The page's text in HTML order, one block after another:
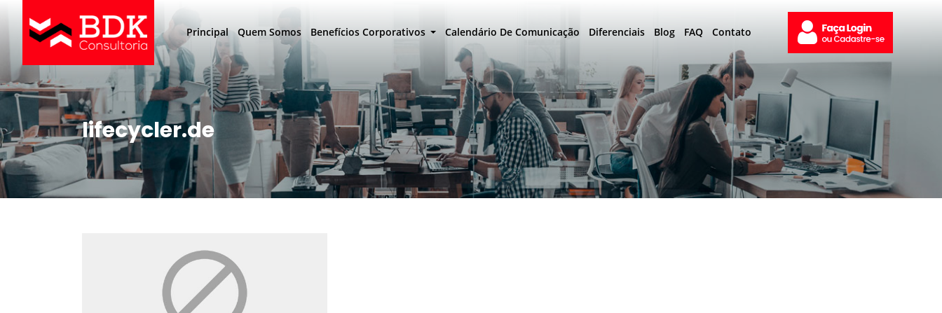
Principal Quem Somos Benefícios Corporativos Calendário De Comunicação Diferenciais Blog FAQ Contato
lifecycler.de